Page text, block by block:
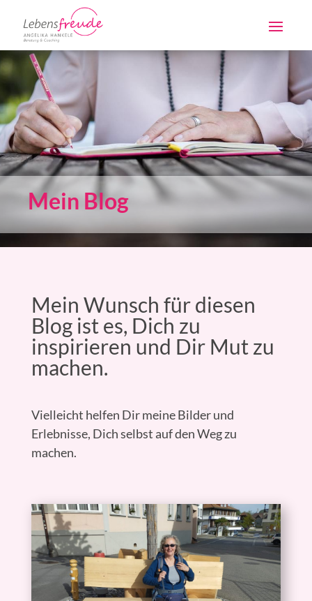
Mein Blog
Mein Wunsch für diesen
Blog ist es, Dich zu
inspirieren und Dir Mut zu
machen.
Vielleicht helfen Dir meine Bilder und
Erlebnisse, Dich selbst auf den Weg zu
machen.